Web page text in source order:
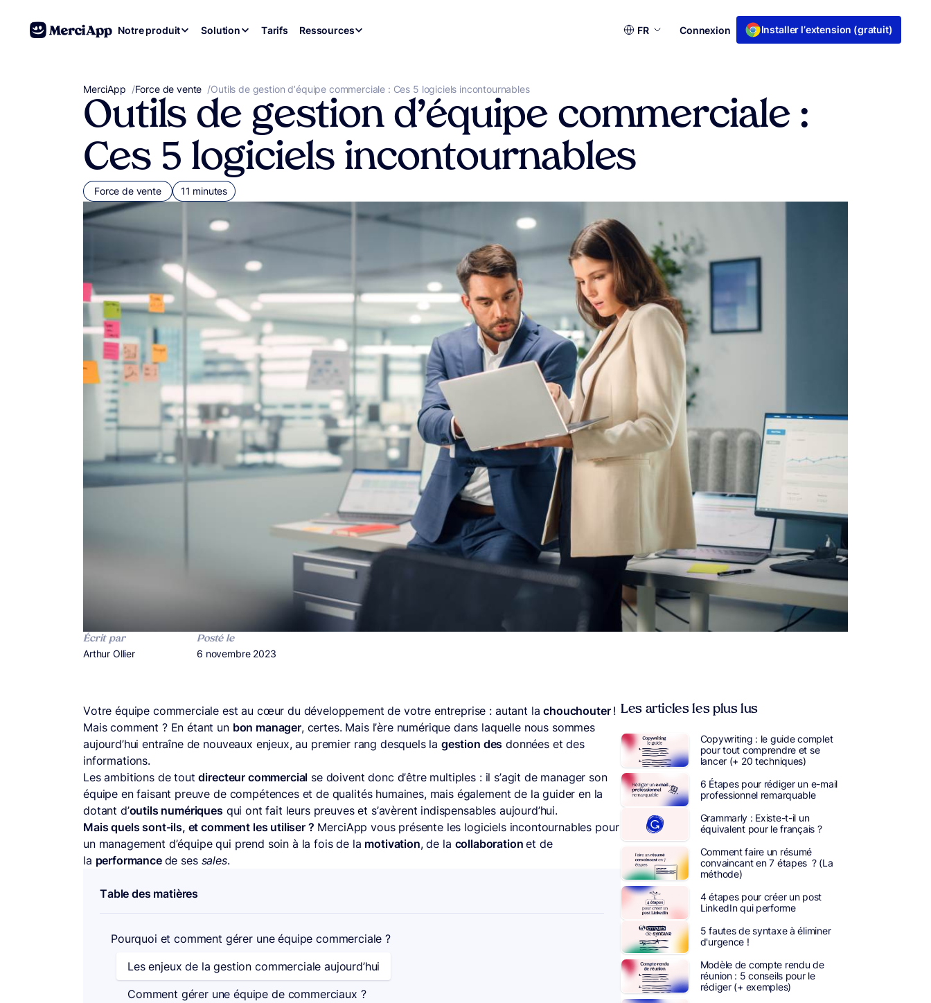
Aller au contenu
Notre produit Solution Tarifs Ressources
Choisir
FR Connexion Installer l’extension (gratuit)
MerciApp correcteur orthographe
/Force de vente /Outils de gestion d’équipe commerciale : Ces 5 logiciels incontournables
Outils de gestion d’équipe commerciale :
Ces 5 logiciels incontournables
Force de vente 11 minutes
Écrit par
Publié par
Arthur Ollier
Posté le
Publié le
6 novembre 2023
Votre équipe commerciale est au cœur du développement de votre entreprise : autant lachouchouter !
Mais comment ? En étant un bon manager, certes. Mais l’ère numérique dans laquelle nous sommes
aujourd’hui entraîne de nouveaux enjeux, au premier rang desquels la gestion des données et des
informations.
Les ambitions de toutdirecteur commercial se doivent donc d’être multiples : il s’agit de manager son
équipe en faisant preuve de compétences et de qualités humaines, mais également de la guider en la
dotant d’outils numériquesqui ont fait leurs preuves et s’avèrent indispensables aujourd’hui.
Mais quels sont-ils, et comment les utiliser ? MerciApp vous présente les logiciels incontournables pour
un management d’équipe qui prend soin à la fois de la motivation, de la collaborationet de
la performance de ses sales.
Table des matières
Pourquoi et comment gérer une équipe commerciale ?
Les enjeux de la gestion commerciale aujourd’hui
Comment gérer une équipe de commerciaux ?
Les articles les plus lus
Copywriting : le guide complet
pour tout comprendre et se
lancer (+ 20 techniques)
6 Étapes pour rédiger un e-mail
professionnel remarquable
Grammarly : Existe-t-il un
équivalent pour le français ?
Comment faire un résumé
convaincant en 7 étapes ? (La
méthode)
4 étapes pour créer un post
LinkedIn qui performe
5 fautes de syntaxe à éliminer
d'urgence !
Modèle de compte rendu de
réunion : 5 conseils pour le
rédiger (+ exemples)